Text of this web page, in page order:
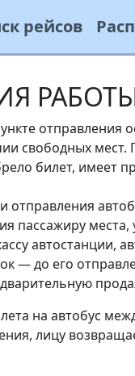
рейсов
отправления
свободных мест.
билет, имеет
отправления
пассажиру места,
автостанции,
— до его
на автобус
лицу